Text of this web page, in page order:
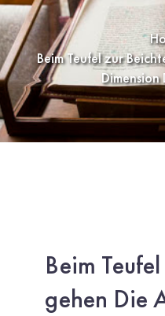
Beim Teufel zur
Beim
gehen Die